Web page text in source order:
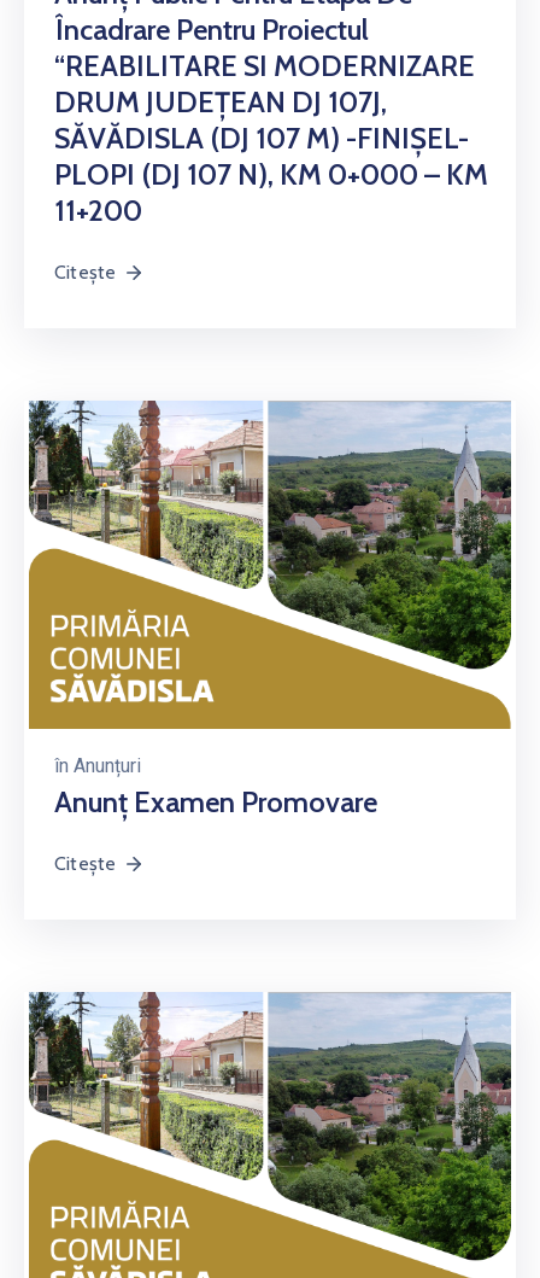
Încadrare Pentru Proiectul
“REABILITARE SI MODERNIZARE
DRUM JUDEŢEAN DJ 107J,
SĂVĂDISLA (DJ 107 M) -FINIŞEL-
PLOPI (DJ 107 N), KM 0+000 – KM
11+200
Citește
în Anunțuri
Anunț Examen Promovare
Citește